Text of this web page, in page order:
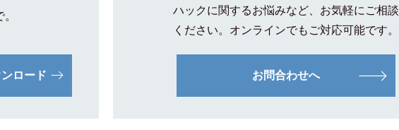
ロード
ハックに関するお悩みなど、お気軽にご相談
ください。オンラインでもご対応可能です。
お問合わせへ